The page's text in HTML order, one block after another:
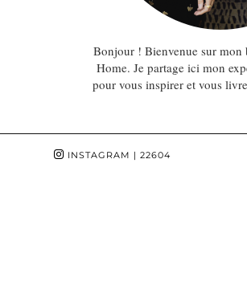
Bonjour ! Bienvenue sur mon
Home. Je partage ici mon
pour vous inspirer et vous
INSTAGRAM | 22604